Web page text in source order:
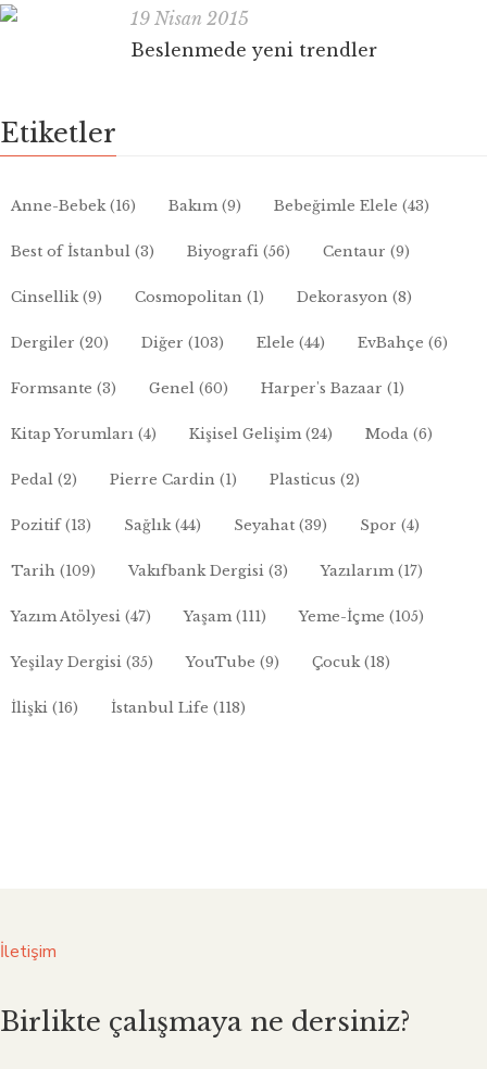
19 Nisan 2015
Beslenmede yeni trendler
Etiketler
Anne-Bebek(16) Bakım(9) Bebeğimle Elele (43)
Best of İstanbul (3) Biyografi (56) Centaur (9)
Cinsellik(9) Cosmopolitan (1) Dekorasyon (8)
Dergiler (20) Diğer (103) Elele (44) EvBahçe (6)
Formsante (3) Genel (60) Harper's Bazaar (1)
Kitap Yorumları (4) Kişisel Gelişim(24) Moda (6)
Pedal (2) Pierre Cardin (1) Plasticus (2)
Pozitif(13) Sağlık(44) Seyahat (39) Spor (4)
Tarih (109) Vakıfbank Dergisi (3) Yazılarım(17)
Yazım Atölyesi (47) Yaşam(111) Yeme-İçme (105)
Yeşilay Dergisi (35) YouTube (9) Çocuk(18)
İlişki (16) İstanbul Life (118)
İletişim
Birlikte çalışmaya ne dersiniz?